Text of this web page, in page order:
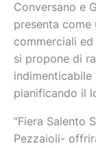
Conversano e
presenta
commerciali ed
si propone di
pianificando il
“Fiera Salento
Pezzaioli-